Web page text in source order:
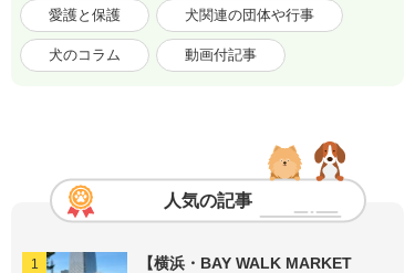
愛護と保護 犬関連の団体や行事
犬のコラム 動画付記事
人気の記事
【横浜・BAY WALK MARKET